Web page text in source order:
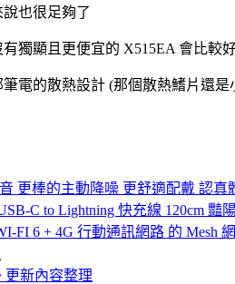
也很足夠了
獨顯且更便宜的 X515EA 會比較
電的散熱設計 (那個散熱鰭片還是
更棒的主動降噪 更舒適配戴 認
C to Lightning 快充線 120cm 豔
FI 6 + 4G 行動通訊網路 的 Mesh
更新內容整理